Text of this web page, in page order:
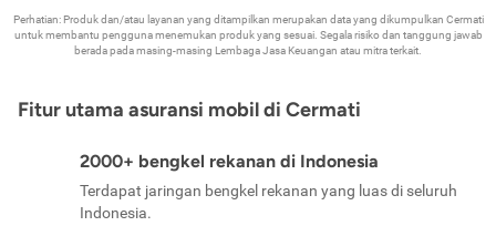
Perhatian: Produk dan/atau layanan yang ditampilkan merupakan data yang dikumpulkan Cermati
untuk membantu pengguna menemukan produk yang sesuai. Segala risiko dan tanggung jawab
berada pada masing-masing Lembaga Jasa Keuangan atau mitra terkait.
Fitur utama asuransi mobil di Cermati
2000+ bengkel rekanan di Indonesia
Terdapat jaringan bengkel rekanan yang luas di seluruh
Indonesia.